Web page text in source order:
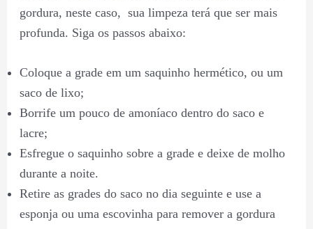
gordura, neste caso, sua limpeza terá que ser mais
profunda. Siga os passos abaixo:
Coloque a grade em um saquinho hermético, ou um
saco de lixo;
Borrife um pouco de amoníaco dentro do saco e
lacre;
Esfregue o saquinho sobre a grade e deixe de molho
durante a noite.
Retire as grades do saco no dia seguinte e use a
esponja ou uma escovinha para remover a gordura